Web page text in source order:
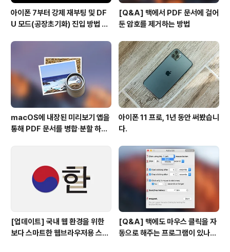
아이폰 7부터 강제 재부팅 및 DF
U 모드(공장초기화) 진입 방법 변
[Q&A] 맥에서 PDF 문서에 걸어
둔 암호를 제거하는 방법
macOS에 내장된 미리보기 앱을
통해 PDF 문서를 병합∙분할 하는
아이폰 11 프로, 1년 동안 써봤습니
다.
[업데이트] 국내 웹 환경을 위한
보다 스마트한 웹브라우저용 스타
[Q&A] 맥에도 마우스 클릭을 자
동으로 해주는 프로그램이 있나